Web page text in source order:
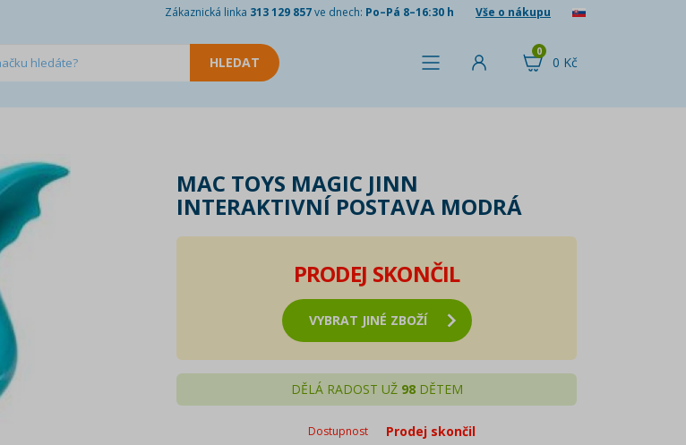
Zákaznická linka 313 129 857ve dnech: Po–Pá 8–16:30 h Vše o nákupu
0 Kč
0
MAC TOYS MAGIC JINN
INTERAKTIVNÍ POSTAVA MODRÁ
PRODEJ SKONČIL
VYBRAT JINÉ ZBOŽÍ
DĚLÁ RADOST UŽ 98DĚTEM
Dostupnost Prodej skončil